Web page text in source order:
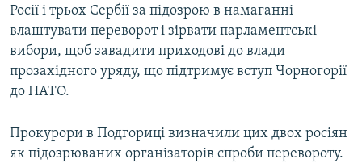
Росії і трьох Сербії за підозрою в намаганні
влаштувати переворот і зірвати парламентські
вибори, щоб завадити приходові до влади
прозахідного уряду, що підтримує вступ Чорногорії
до НАТО.
Прокурори в Подгориці визначили цих двох росіян
як підозрюваних організаторів спроби перевороту.